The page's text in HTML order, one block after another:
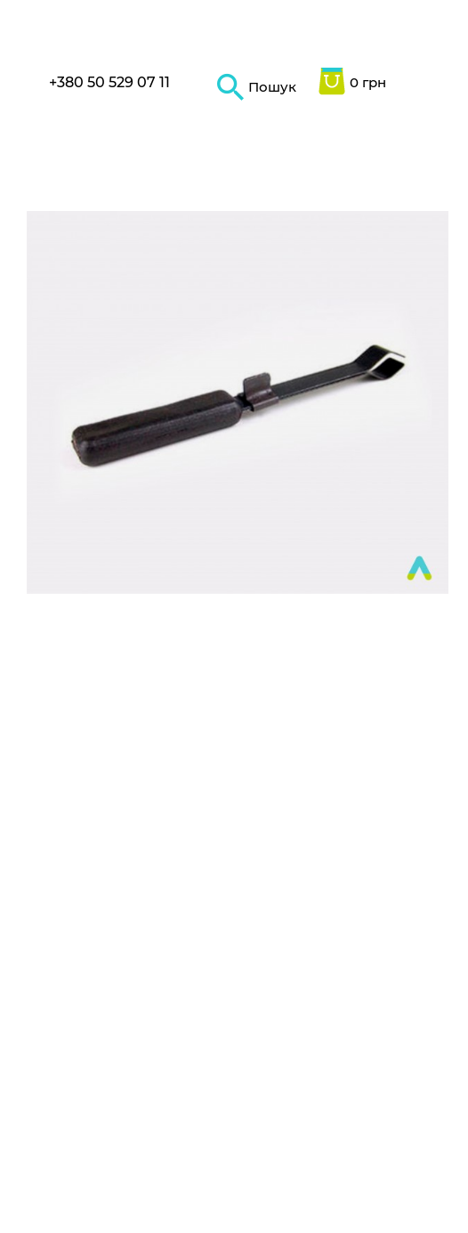
+380 50 529 07 11 Пошук 0 грн